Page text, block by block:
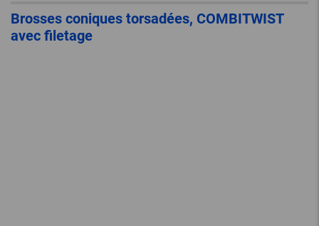
Brosses coniques torsadées, COMBITWIST
avec filetage